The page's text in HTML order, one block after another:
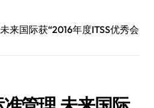
来国际获“2016年度ITSS优秀会